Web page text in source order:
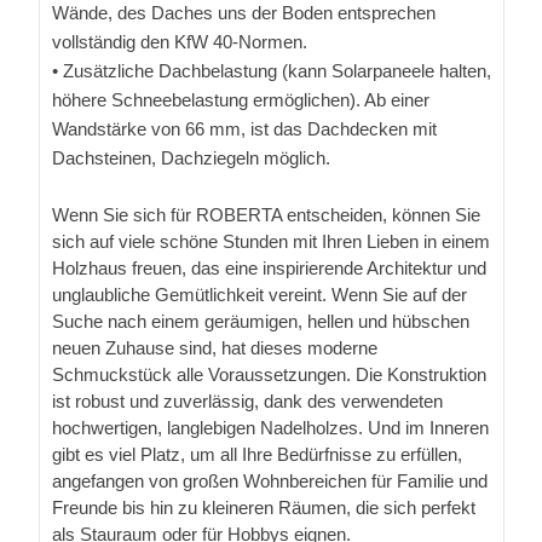
Wände, des Daches uns der Boden entsprechen
vollständig den KfW 40-Normen.
• Zusätzliche Dachbelastung (kann Solarpaneele halten,
höhere Schneebelastung ermöglichen). Ab einer
Wandstärke von 66 mm, ist das Dachdecken mit
Dachsteinen, Dachziegeln möglich.
Wenn Sie sich für ROBERTA entscheiden, können Sie
sich auf viele schöne Stunden mit Ihren Lieben in einem
Holzhaus freuen, das eine inspirierende Architektur und
unglaubliche Gemütlichkeit vereint. Wenn Sie auf der
Suche nach einem geräumigen, hellen und hübschen
neuen Zuhause sind, hat dieses moderne
Schmuckstück alle Voraussetzungen. Die Konstruktion
ist robust und zuverlässig, dank des verwendeten
hochwertigen, langlebigen Nadelholzes. Und im Inneren
gibt es viel Platz, um all Ihre Bedürfnisse zu erfüllen,
angefangen von großen Wohnbereichen für Familie und
Freunde bis hin zu kleineren Räumen, die sich perfekt
als Stauraum oder für Hobbys eignen.